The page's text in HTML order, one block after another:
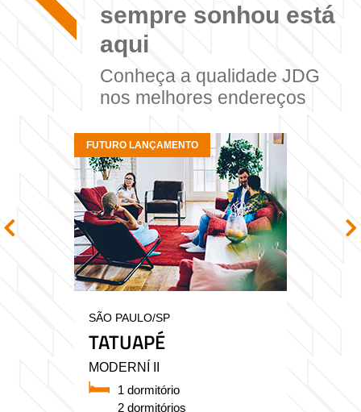
sempre sonhou está
aqui
Conheça a qualidade JDG
nos melhores endereços
SÃO PAULO/SP
TATUAPÉ
MODERNÍ II
1 dormitório
2 dormitórios
FUTURO LANÇAMENTO